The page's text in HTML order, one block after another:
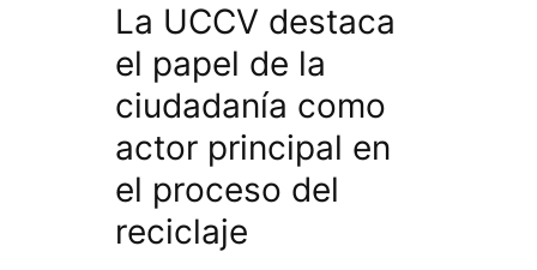
La UCCV destaca
el papel de la
ciudadanía como
actor principal en
el proceso del
reciclaje